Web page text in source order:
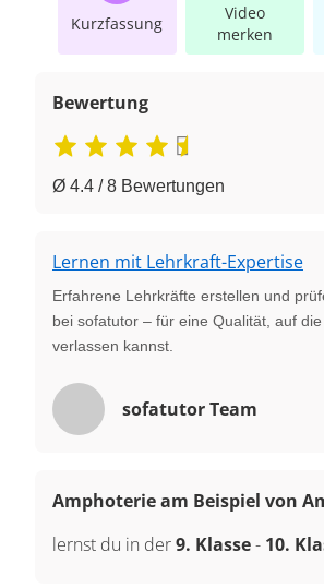
Kurzfassung
Video
merken
Bewertung
Ø 4.4 / 8 Bewertungen
Lernen mit Lehrkraft-Expertise
Erfahrene Lehrkräfte erstellen und
bei sofatutor – für eine Qualität, auf
verlassen kannst.
sofatutor Team
Amphoterie am Beispiel von
lernst du in der9. Klasse- 10.